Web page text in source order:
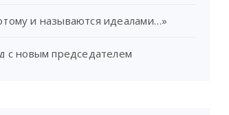
и называются идеалами…»
с новым председателем